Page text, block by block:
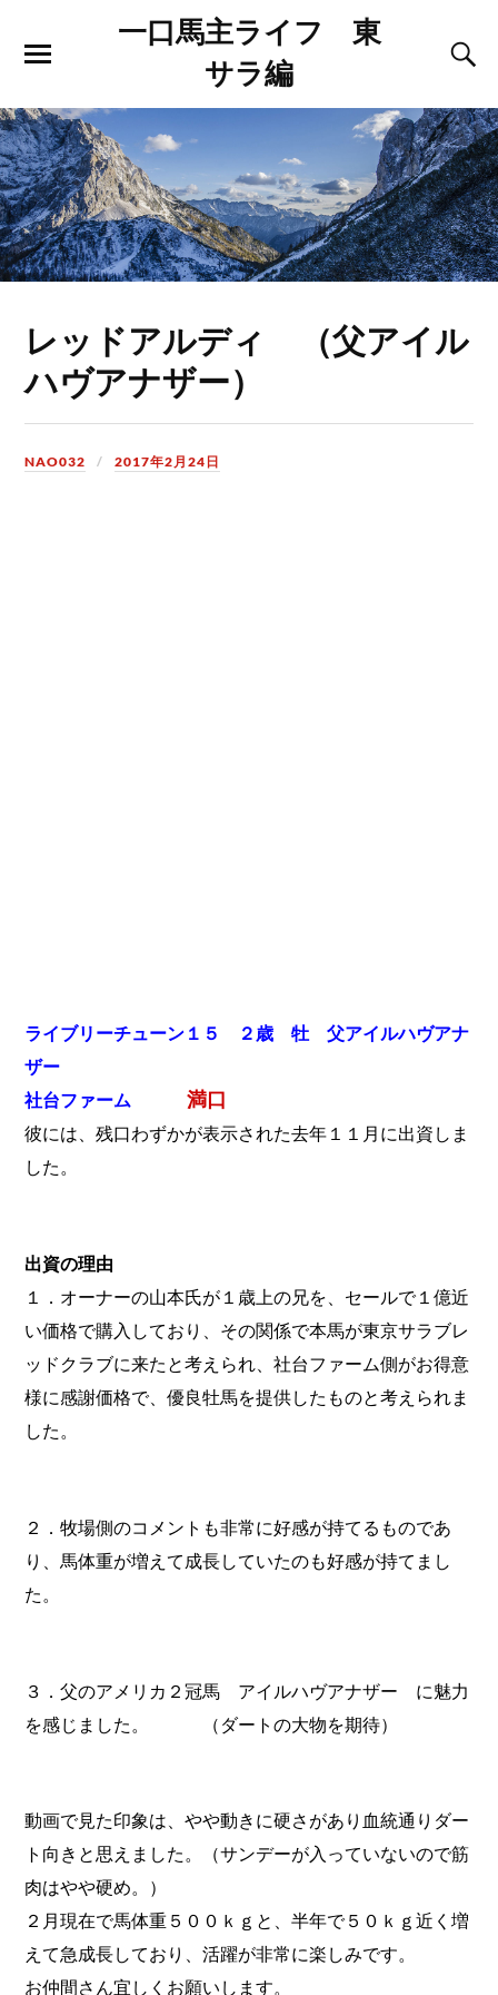
一口馬主ライフ 東
サラ編
レッドアルディ （父アイル
ハヴアナザー）
NAO032 2017年2月24日
ライブリーチューン１５ ２歳 牡 父アイルハヴアナ
ザー
社台ファーム
満口
彼には、残口わずかが表示された去年１１月に出資しま
した。
出資の理由
１．オーナーの山本氏が１歳上の兄を、セールで１億近
い価格で購入しており、その関係で本馬が東京サラブレ
ッドクラブに来たと考えられ、社台ファーム側がお得意
様に感謝価格で、優良牡馬を提供したものと考えられま
した。
２．牧場側のコメントも非常に好感が持てるものであ
り、馬体重が増えて成長していたのも好感が持てまし
た。
３．父のアメリカ２冠馬 アイルハヴアナザー に魅力
を感じました。 （ダートの大物を期待）
動画で見た印象は、やや動きに硬さがあり血統通りダー
ト向きと思えました。（サンデーが入っていないので筋
肉はやや硬め。）
２月現在で馬体重５００ｋｇと、半年で５０ｋｇ近く増
えて急成長しており、活躍が非常に楽しみです。
お仲間さん宜しくお願いします。